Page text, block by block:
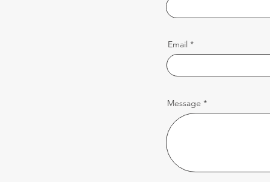
Email
Message